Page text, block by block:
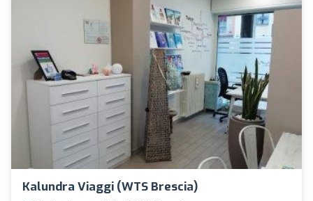
Kalundra Viaggi (WTS Brescia)